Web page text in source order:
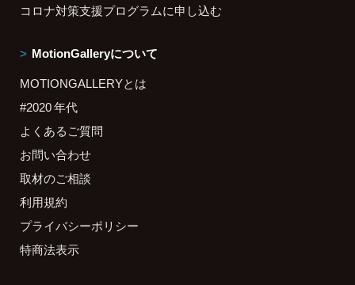
コロナ対策支援プログラムに申し込む
MotionGalleryについて
MOTIONGALLERYとは
#2020 年代
よくあるご質問
お問い合わせ
取材のご相談
利用規約
プライバシーポリシー
特商法表示